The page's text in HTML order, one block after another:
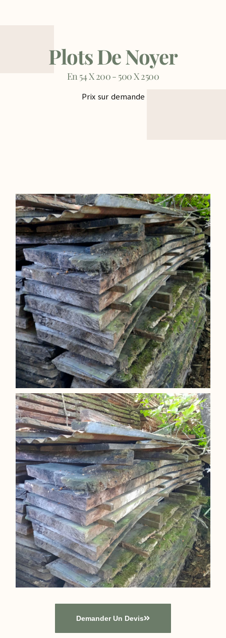
Plots De Noyer
En 54 X 200 - 500 X 2500
Prix sur demande
Demander Un Devis